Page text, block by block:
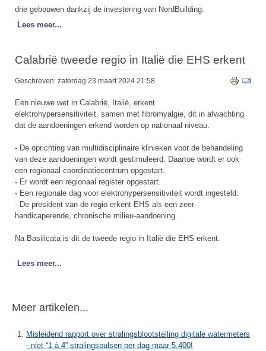
drie gebouwen dankzij de investering van NordBuilding.
Lees meer...
Calabrië tweede regio in Italië die EHS erkent
Geschreven: zaterdag 23 maart 2024 21:58
Een nieuwe wet in Calabrië, Italië, erkent
elektrohypersensitiviteit, samen met fibromyalgie, dit in afwachting
dat de aandoeningen erkend worden op nationaal niveau.
- De oprichting van multidisciplinaire klinieken voor de behandeling
van deze aandoeningen wordt gestimuleerd. Daartoe wordt er ook
een regionaal coördinatiecentrum opgestart.
- Er wordt een regionaal register opgestart.
- Een regionale dag voor elektrohypersensitiviteit wordt ingesteld.
- De president van de regio erkent EHS als een zeer
handicaperende, chronische milieu-aandoening.
Na Basilicata is dit de tweede regio in Italië die EHS erkent.
Lees meer...
Meer artikelen...
Misleidend rapport over stralingsblootstelling digitale watermeters
- niet “1 à 4” stralingspulsen per dag maar 5.400!